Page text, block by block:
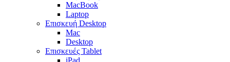
MacBook
Laptop
Επισκευή Desktop
Mac
Desktop
Επισκευές Tablet
iPad